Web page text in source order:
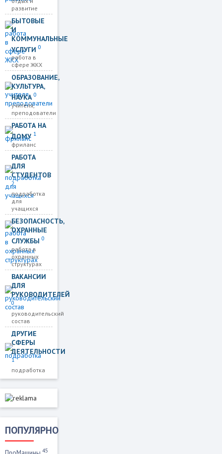
развитие
БЫТОВЫЕ
И
КОММУНАЛЬНЫЕ
УСЛУГИ0
работа в
сфере ЖКХ
ОБРАЗОВАНИЕ,
КУЛЬТУРА,
НАУКА0
учителя,
преподователи
РАБОТА НА
ДОМУ 1
фриланс
РАБОТА
ДЛЯ
СТУДЕНТОВ
2
подработка
для
учащихся
БЕЗОПАСНОСТЬ,
ОХРАННЫЕ
СЛУЖБЫ0
работа в
охранных
структурах
ВАКАНСИИ
ДЛЯ
РУКОВОДИТЕЛЕЙ
0
руководительский
состав
ДРУГИЕ
СФЕРЫ
ДЕЯТЕЛЬНОСТИ
1
подработка
ПОПУЛЯРНО
45